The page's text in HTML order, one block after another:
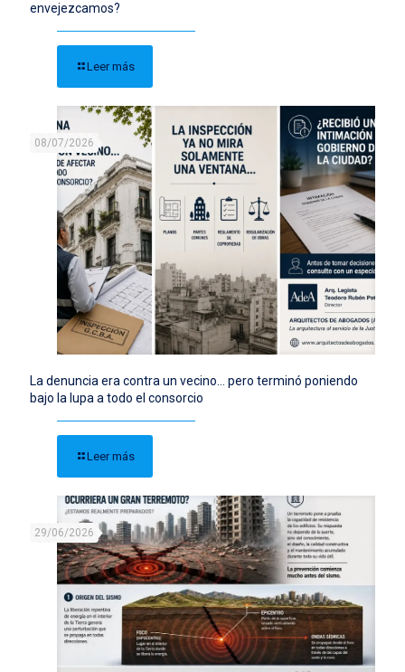
envejezcamos?
Leer más
08/07/2026
La denuncia era contra un vecino… pero terminó poniendo
bajo la lupa a todo el consorcio
Leer más
29/06/2026